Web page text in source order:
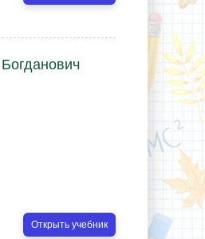
Открыть учебник